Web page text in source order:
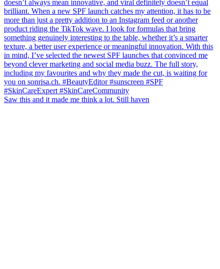
Saw this and it made me think a lot. Still haven